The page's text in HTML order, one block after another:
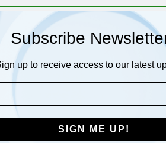
Subscribe
up to receive access to our latest
SIGN ME UP!